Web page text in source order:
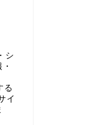
シ
る
イ